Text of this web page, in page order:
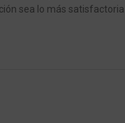
sea lo más satisfactoria